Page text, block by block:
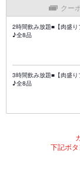
クー
2時間飲み放題■【肉盛
♪全8品
3時間飲み放題■【肉盛
♪全8品
下記ボ